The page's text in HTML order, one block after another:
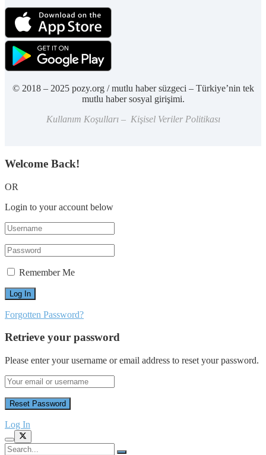
© 2018 – 2025 pozy.org / mutlu haber süzgeci – Türkiye’nin tek
mutlu haber sosyal girişimi.
Kullanım Koşulları – Kişisel Veriler Politikası
Welcome Back!
OR
Login to your account below
Remember Me
Forgotten Password?
Retrieve your password
Please enter your username or email address to reset your password.
Log In